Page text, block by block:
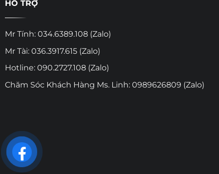
HỖ TRỢ
Mr Tính: 034.6389.108 (Zalo)
Mr Tài: 036.3917.615 (Zalo)
Hotline: 090.2727.108 (Zalo)
Chăm Sóc Khách Hàng Ms. Linh: 0989626809 (Zalo)